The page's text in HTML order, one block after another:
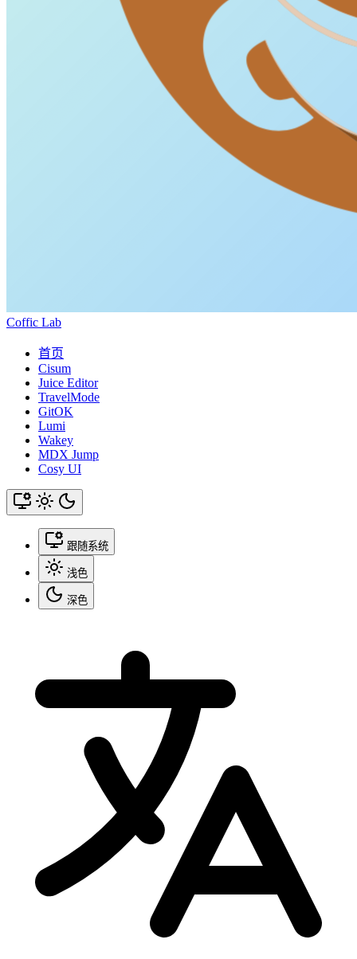
Coffic Lab
首页
Cisum
Juice Editor
TravelMode
GitOK
Lumi
Wakey
MDX Jump
Cosy UI
跟随系统
浅色
深色